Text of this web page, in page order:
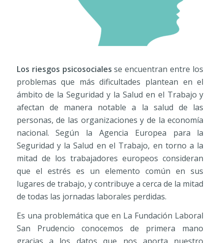
Los riesgos psicosociales se encuentran entre los
problemas que más dificultades plantean en el
ámbito de la Seguridad y la Salud en el Trabajo y
afectan de manera notable a la salud de las
personas, de las organizaciones y de la economía
nacional. Según la Agencia Europea para la
Seguridad y la Salud en el Trabajo, en torno a la
mitad de los trabajadores europeos consideran
que el estrés es un elemento común en sus
lugares de trabajo, y contribuye a cerca de la mitad
de todas las jornadas laborales perdidas.
Es una problemática que en La Fundación Laboral
San Prudencio conocemos de primera mano